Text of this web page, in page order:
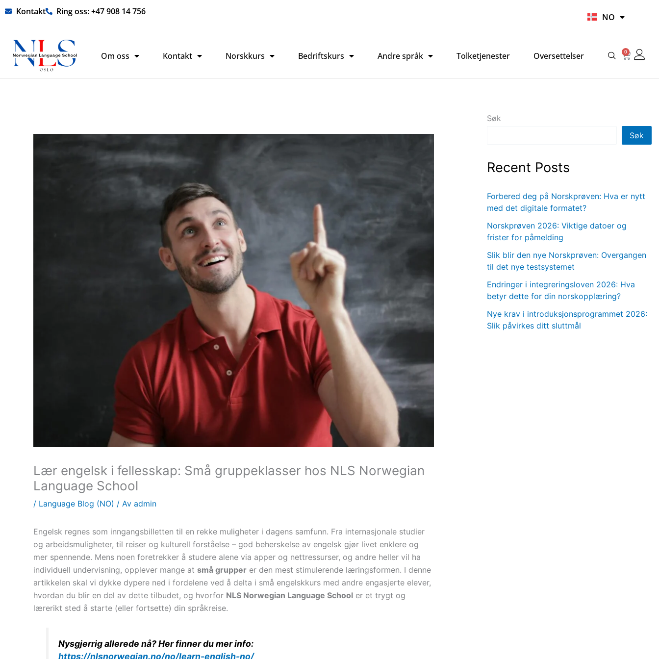
Hopp
innholdet
Kontakt Ring oss: +47 908 14 756
NO
HI
Om oss Kontakt Norskkurs Bedriftskurs Andre språk Tolketjenester Oversettelser 0
Lær engelsk i fellesskap: Små gruppeklasser hos NLS Norwegian
Language School
/ Language Blog (NO) / Av admin
Engelsk regnes som inngangsbilletten til en rekke muligheter i dagens samfunn. Fra internasjonale studier
og arbeidsmuligheter, til reiser og kulturell forståelse – god beherskelse av engelsk gjør livet enklere og
mer spennende. Mens noen foretrekker å studere alene via apper og nettressurser, og andre heller vil ha
individuell undervisning, opplever mange at små grupper er den mest stimulerende læringsformen. I denne
artikkelen skal vi dykke dypere ned i fordelene ved å delta i små engelskkurs med andre engasjerte elever,
hvordan du blir en del av dette tilbudet, og hvorfor NLS Norwegian Language School er et trygt og
lærerikt sted å starte (eller fortsette) din språkreise.
Nysgjerrig allerede nå? Her finner du mer info:
https://nlsnorwegian.no/no/learn-english-no/
Søk
Søk
Recent Posts
Forbered deg på Norskprøven: Hva er nytt
med det digitale formatet?
Norskprøven 2026: Viktige datoer og
frister for påmelding
Slik blir den nye Norskprøven: Overgangen
til det nye testsystemet
Endringer i integreringsloven 2026: Hva
betyr dette for din norskopplæring?
Nye krav i introduksjonsprogrammet 2026:
Slik påvirkes ditt sluttmål